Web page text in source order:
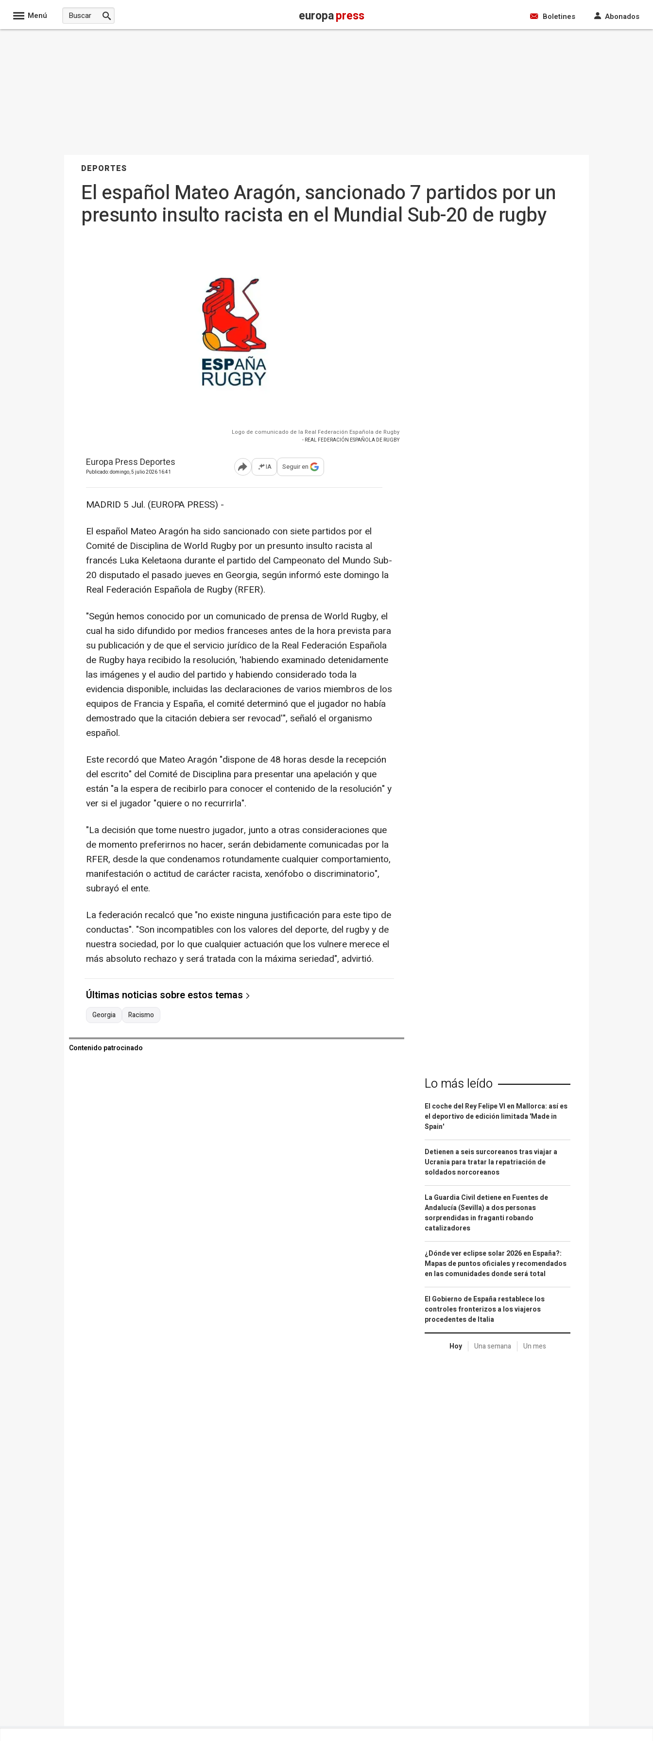
Menú europapress Boletines Abonados
DEPORTES
El español Mateo Aragón, sancionado 7 partidos por un
presunto insulto racista en el Mundial Sub-20 de rugby
Logo de comunicado de la Real Federación Española de Rugby
- REAL FEDERACIÓN ESPAÑOLA DE RUGBY
Europa Press Deportes
Publicado: domingo, 5 julio 2026 16:41 Abrir opciones para compartir
IA Seguir en
MADRID 5 Jul. (EUROPA PRESS) -
El español Mateo Aragón ha sido sancionado con siete partidos por el
Comité de Disciplina de World Rugby por un presunto insulto racista al
francés Luka Keletaona durante el partido del Campeonato del Mundo Sub-
20 disputado el pasado jueves en Georgia, según informó este domingo la
Real Federación Española de Rugby (RFER).
"Según hemos conocido por un comunicado de prensa de World Rugby, el
cual ha sido difundido por medios franceses antes de la hora prevista para
su publicación y de que el servicio jurídico de la Real Federación Española
de Rugby haya recibido la resolución, 'habiendo examinado detenidamente
las imágenes y el audio del partido y habiendo considerado toda la
evidencia disponible, incluidas las declaraciones de varios miembros de los
equipos de Francia y España, el comité determinó que el jugador no había
demostrado que la citación debiera ser revocad'", señaló el organismo
español.
Este recordó que Mateo Aragón "dispone de 48 horas desde la recepción
del escrito" del Comité de Disciplina para presentar una apelación y que
están "a la espera de recibirlo para conocer el contenido de la resolución" y
ver si el jugador "quiere o no recurrirla".
"La decisión que tome nuestro jugador, junto a otras consideraciones que
de momento preferirnos no hacer, serán debidamente comunicadas por la
RFER, desde la que condenamos rotundamente cualquier comportamiento,
manifestación o actitud de carácter racista, xenófobo o discriminatorio",
subrayó el ente.
La federación recalcó que "no existe ninguna justificación para este tipo de
conductas". "Son incompatibles con los valores del deporte, del rugby y de
nuestra sociedad, por lo que cualquier actuación que los vulnere merece el
más absoluto rechazo y será tratada con la máxima seriedad", advirtió.
Últimas noticias sobre estos temas
Georgia Racismo
Contenido patrocinado
Lo más leído
El coche del Rey Felipe VI en Mallorca: así es
el deportivo de edición limitada 'Made in
Spain'
Detienen a seis surcoreanos tras viajar a
Ucrania para tratar la repatriación de
soldados norcoreanos
La Guardia Civil detiene en Fuentes de
Andalucía (Sevilla) a dos personas
sorprendidas in fraganti robando
catalizadores
¿Dónde ver eclipse solar 2026 en España?:
Mapas de puntos oficiales y recomendados
en las comunidades donde será total
El Gobierno de España restablece los
controles fronterizos a los viajeros
procedentes de Italia
Hoy Una semana Un mes